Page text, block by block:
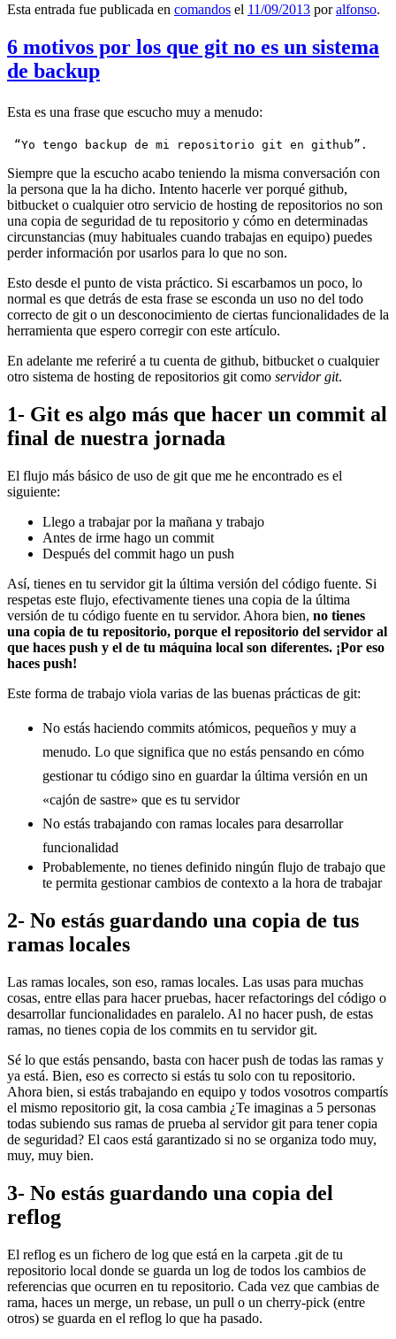
Esta entrada fue publicada en comandos el 11/09/2013 poralfonso.
6 motivos por los que git no es un sistema
de backup
Esta es una frase que escucho muy a menudo:
“Yo tengo backup de mi repositorio git en github”.
Siempre que la escucho acabo teniendo la misma conversación con
la persona que la ha dicho. Intento hacerle ver porqué github,
bitbucket o cualquier otro servicio de hosting de repositorios no son
una copia de seguridad de tu repositorio y cómo en determinadas
circunstancias (muy habituales cuando trabajas en equipo) puedes
perder información por usarlos para lo que no son.
Esto desde el punto de vista práctico. Si escarbamos un poco, lo
normal es que detrás de esta frase se esconda un uso no del todo
correcto de git o un desconocimiento de ciertas funcionalidades de la
herramienta que espero corregir con este artículo.
En adelante me referiré a tu cuenta de github, bitbucket o cualquier
otro sistema de hosting de repositorios git como servidor git.
1- Git es algo más que hacer un commit al
final de nuestra jornada
El flujo más básico de uso de git que me he encontrado es el
siguiente:
Llego a trabajar por la mañana y trabajo
Antes de irme hago un commit
Después del commit hago un push
Así, tienes en tu servidor git la última versión del código fuente. Si
respetas este flujo, efectivamente tienes una copia de la última
versión de tu código fuente en tu servidor. Ahora bien, no tienes
una copia de tu repositorio, porque el repositorio del servidor al
que haces push y el de tu máquina local son diferentes. ¡Por eso
haces push!
Este forma de trabajo viola varias de las buenas prácticas de git:
No estás haciendo commits atómicos, pequeños y muy a
menudo. Lo que significa que no estás pensando en cómo
gestionar tu código sino en guardar la última versión en un
«cajón de sastre» que es tu servidor
No estás trabajando con ramas locales para desarrollar
funcionalidad
Probablemente, no tienes definido ningún flujo de trabajo que
te permita gestionar cambios de contexto a la hora de trabajar
2- No estás guardando una copia de tus
ramas locales
Las ramas locales, son eso, ramas locales. Las usas para muchas
cosas, entre ellas para hacer pruebas, hacer refactorings del código o
desarrollar funcionalidades en paralelo. Al no hacer push, de estas
ramas, no tienes copia de los commits en tu servidor git.
Sé lo que estás pensando, basta con hacer push de todas las ramas y
ya está. Bien, eso es correcto si estás tu solo con tu repositorio.
Ahora bien, si estás trabajando en equipo y todos vosotros compartís
el mismo repositorio git, la cosa cambia ¿Te imaginas a 5 personas
todas subiendo sus ramas de prueba al servidor git para tener copia
de seguridad? El caos está garantizado si no se organiza todo muy,
muy, muy bien.
3- No estás guardando una copia del
reflog
El reflog es un fichero de log que está en la carpeta .git de tu
repositorio local donde se guarda un log de todos los cambios de
referencias que ocurren en tu repositorio. Cada vez que cambias de
rama, haces un merge, un rebase, un pull o un cherry-pick (entre
otros) se guarda en el reflog lo que ha pasado.